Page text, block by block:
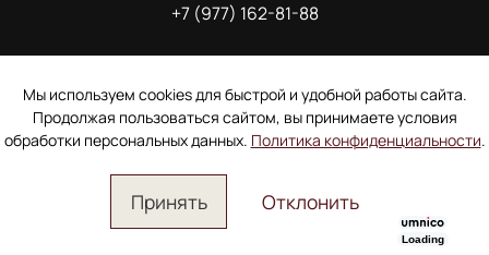
+7 (977) 162-81-88
Пользовательское соглашение
Электронное согласие покупателя на рассылку
Согласие на обработку персональных данных
Мы используем cookies для быстрой и удобной работы сайта.
Продолжая пользоваться сайтом, вы принимаете условия
обработки персональных данных. Политика конфиденциальности.
Принять Отклонить
Профиль
Loading